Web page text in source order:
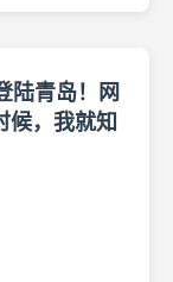
陆青岛！网
候，我就知